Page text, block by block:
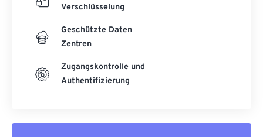
Verschlüsselung
Geschützte Daten
Zentren
Zugangskontrolle und
Authentifizierung